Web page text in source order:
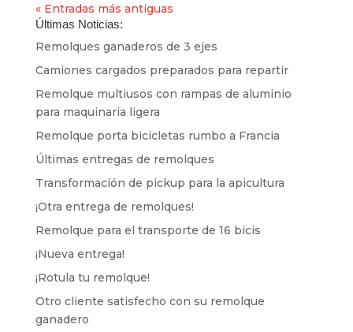
« Entradas más antiguas
Últimas Noticias:
Remolques ganaderos de 3 ejes
Camiones cargados preparados para repartir
Remolque multiusos con rampas de aluminio
para maquinaria ligera
Remolque porta bicicletas rumbo a Francia
Últimas entregas de remolques
Transformación de pickup para la apicultura
¡Otra entrega de remolques!
Remolque para el transporte de 16 bicis
¡Nueva entrega!
¡Rotula tu remolque!
Otro cliente satisfecho con su remolque
ganadero